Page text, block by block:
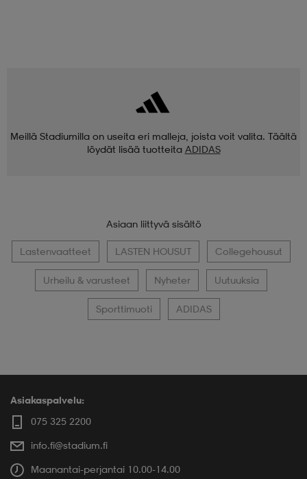
Meillä Stadiumilla on useita eri malleja, joista voit valita. Täältä
löydät lisää tuotteita ADIDAS
Asiaan liittyvä sisältö
Lastenvaatteet LASTEN HOUSUT Collegehousut
Urheilu & varusteet Nyheter Uutuuksia
Sporttimuoti ADIDAS
Asiakaspalvelu:
075 325 2200
info.fi@stadium.fi
Maanantai-perjantai 10.00-14.00